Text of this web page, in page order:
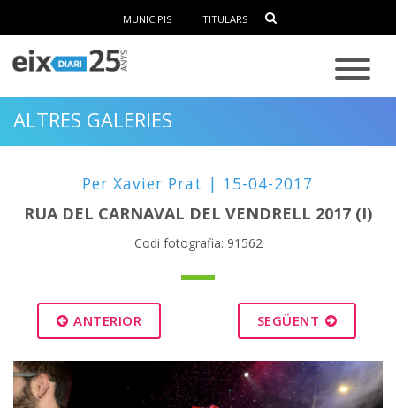
MUNICIPIS | TITULARS
ALTRES GALERIES
Per Xavier Prat | 15-04-2017
RUA DEL CARNAVAL DEL VENDRELL 2017 (I)
Codi fotografia: 91562
ANTERIOR SEGÜENT